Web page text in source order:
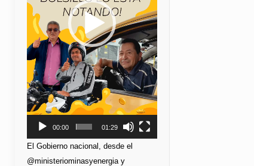
00:00 01:29
El Gobierno nacional, desde el
@ministeriominasyenergia y